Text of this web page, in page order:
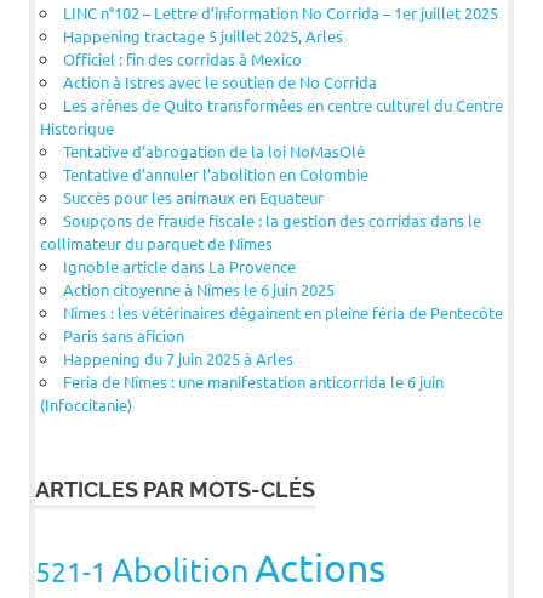
LINC n°102 – Lettre d’information No Corrida – 1er juillet 2025
Happening tractage 5 juillet 2025, Arles
Officiel : fin des corridas à Mexico
Action à Istres avec le soutien de No Corrida
Les arènes de Quito transformées en centre culturel du Centre
Historique
Tentative d’abrogation de la loi NoMasOlé
Tentative d’annuler l’abolition en Colombie
Succès pour les animaux en Equateur
Soupçons de fraude fiscale : la gestion des corridas dans le
collimateur du parquet de Nîmes
Ignoble article dans La Provence
Action citoyenne à Nîmes le 6 juin 2025
Nîmes : les vétérinaires dégainent en pleine féria de Pentecôte
Paris sans aficion
Happening du 7 juin 2025 à Arles
Feria de Nîmes : une manifestation anticorrida le 6 juin
(Infoccitanie)
ARTICLES PAR MOTS-CLÉS
521-1 Abolition Actions